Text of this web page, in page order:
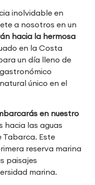
inolvidable en
a nosotros en un
hacia la hermosa
en la Costa
un día lleno de
único en el
en nuestro
hacia las aguas
Tabarca. Este
reserva marina
paisajes
marina.